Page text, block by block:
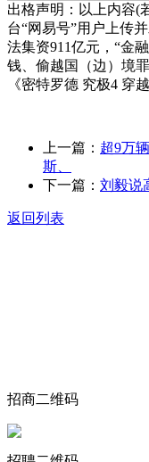
出格声明：以上内容(
台“网易号”用户上传
法集资911亿元，“金
钱、偷越国（边）境
《密特罗德 究极4 穿
上一篇： 超9万
斯、
下一篇： 刘毅说
返回列表
招商二维码